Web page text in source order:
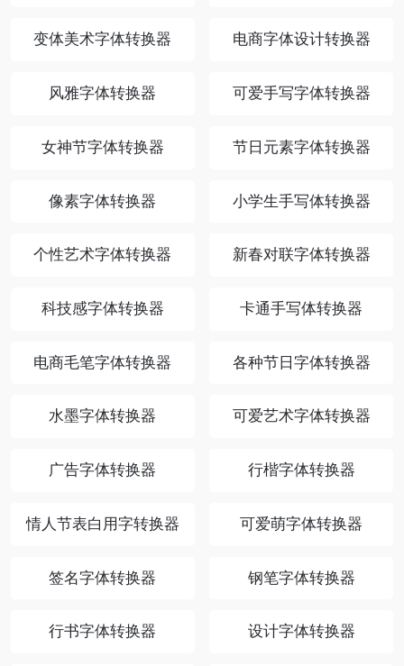
变体美术字体转换器 电商字体设计转换器
风雅字体转换器 可爱手写字体转换器
女神节字体转换器 节日元素字体转换器
像素字体转换器 小学生手写体转换器
个性艺术字体转换器 新春对联字体转换器
科技感字体转换器 卡通手写体转换器
电商毛笔字体转换器 各种节日字体转换器
水墨字体转换器 可爱艺术字体转换器
广告字体转换器 行楷字体转换器
情人节表白用字转换器 可爱萌字体转换器
签名字体转换器 钢笔字体转换器
行书字体转换器 设计字体转换器